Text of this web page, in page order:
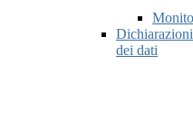
dei dati